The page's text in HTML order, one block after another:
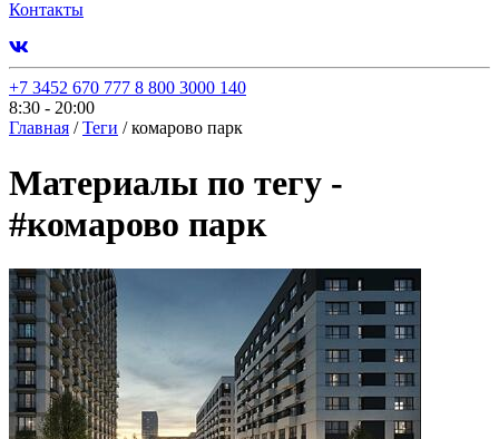
Контакты
+7 3452 670 777 8 800 3000 140
8:30 - 20:00
Главная / Теги / комарово парк
Материалы по тегу -
#комарово парк